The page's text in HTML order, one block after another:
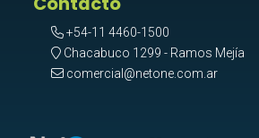
+54-11 4460-1500
Chacabuco 1299 - Ramos Mejía
comercial@netone.com.ar